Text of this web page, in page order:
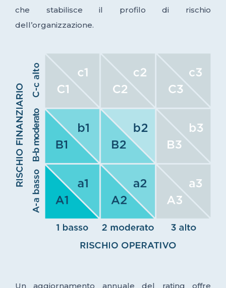
che stabilisce il profilo di rischio
dell’organizzazione.
Un aggiornamento annuale del rating offre